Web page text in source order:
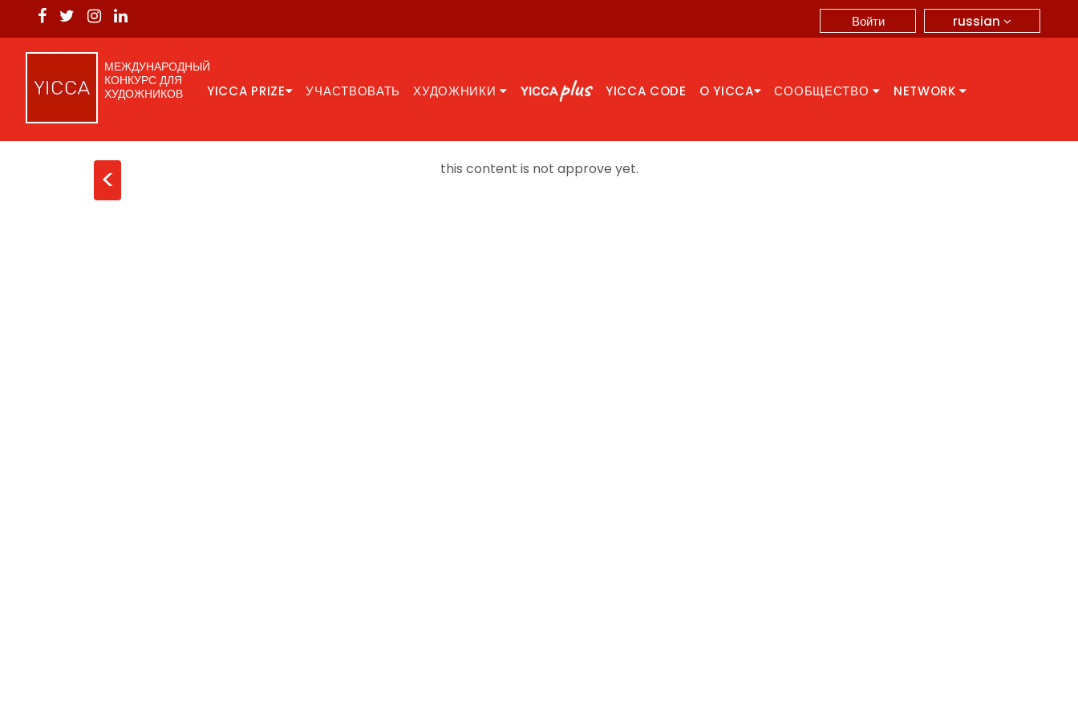
russian
Войти
МЕЖДУНАРОДНЫЙ
КОНКУРС ДЛЯ
ХУДОЖНИКОВ
YICCA PRIZE УЧАСТВОВАТЬ ХУДОЖНИКИ YICCA CODE O YICCA СООБЩЕСТВО NETWORK
< this content is not approve yet.